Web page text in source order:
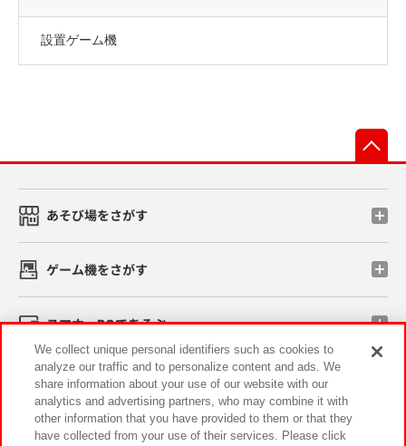
設置ゲーム機
あそび場をさがす
ゲーム機をさがす
スマホ・PCであそぶ
イベント・キャンペーン
We collect unique personal identifiers such as cookies to
analyze our traffic and to personalize content and ads. We
share information about your use of our website with our
analytics and advertising partners, who may combine it with
other information that you have provided to them or that they
have collected from your use of their services. Please click